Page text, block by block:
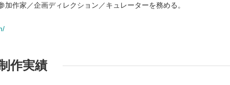
加作家／企画ディレクション／キュレーターを務める。
作実績